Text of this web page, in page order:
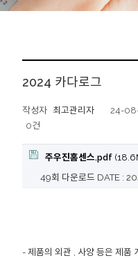
2024 카다로그
작성자 최고관리자 24-
0건
주우진홈센스.pdf
49회 다운로드 DATE :
- 제품의 외관 , 사양 등은 제품